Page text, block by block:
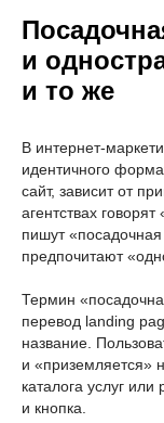
и
и то же
В интернет-
идентичного
сайт, зависит от
агентствах
пишут
предпочитают
Термин
перевод landing
название.
и «приземляется»
каталога услуг
и кнопка.